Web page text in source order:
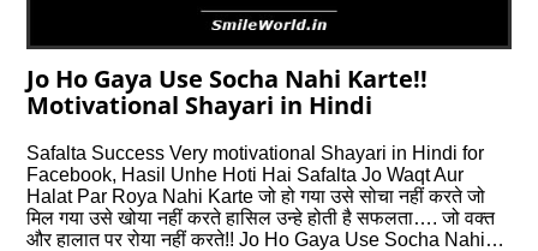
Jo Ho Gaya Use Socha Nahi Karte!!
Motivational Shayari in Hindi
Safalta Success Very motivational Shayari in Hindi for
Facebook, Hasil Unhe Hoti Hai Safalta Jo Waqt Aur
Halat Par Roya Nahi Karte जो हो गया उसे सोचा नहीं करते जो
मिल गया उसे खोया नहीं करते हासिल उन्हे होती है सफलता…. जो वक्त
और हालात पर रोया नहीं करते!! Jo Ho Gaya Use Socha Nahi…